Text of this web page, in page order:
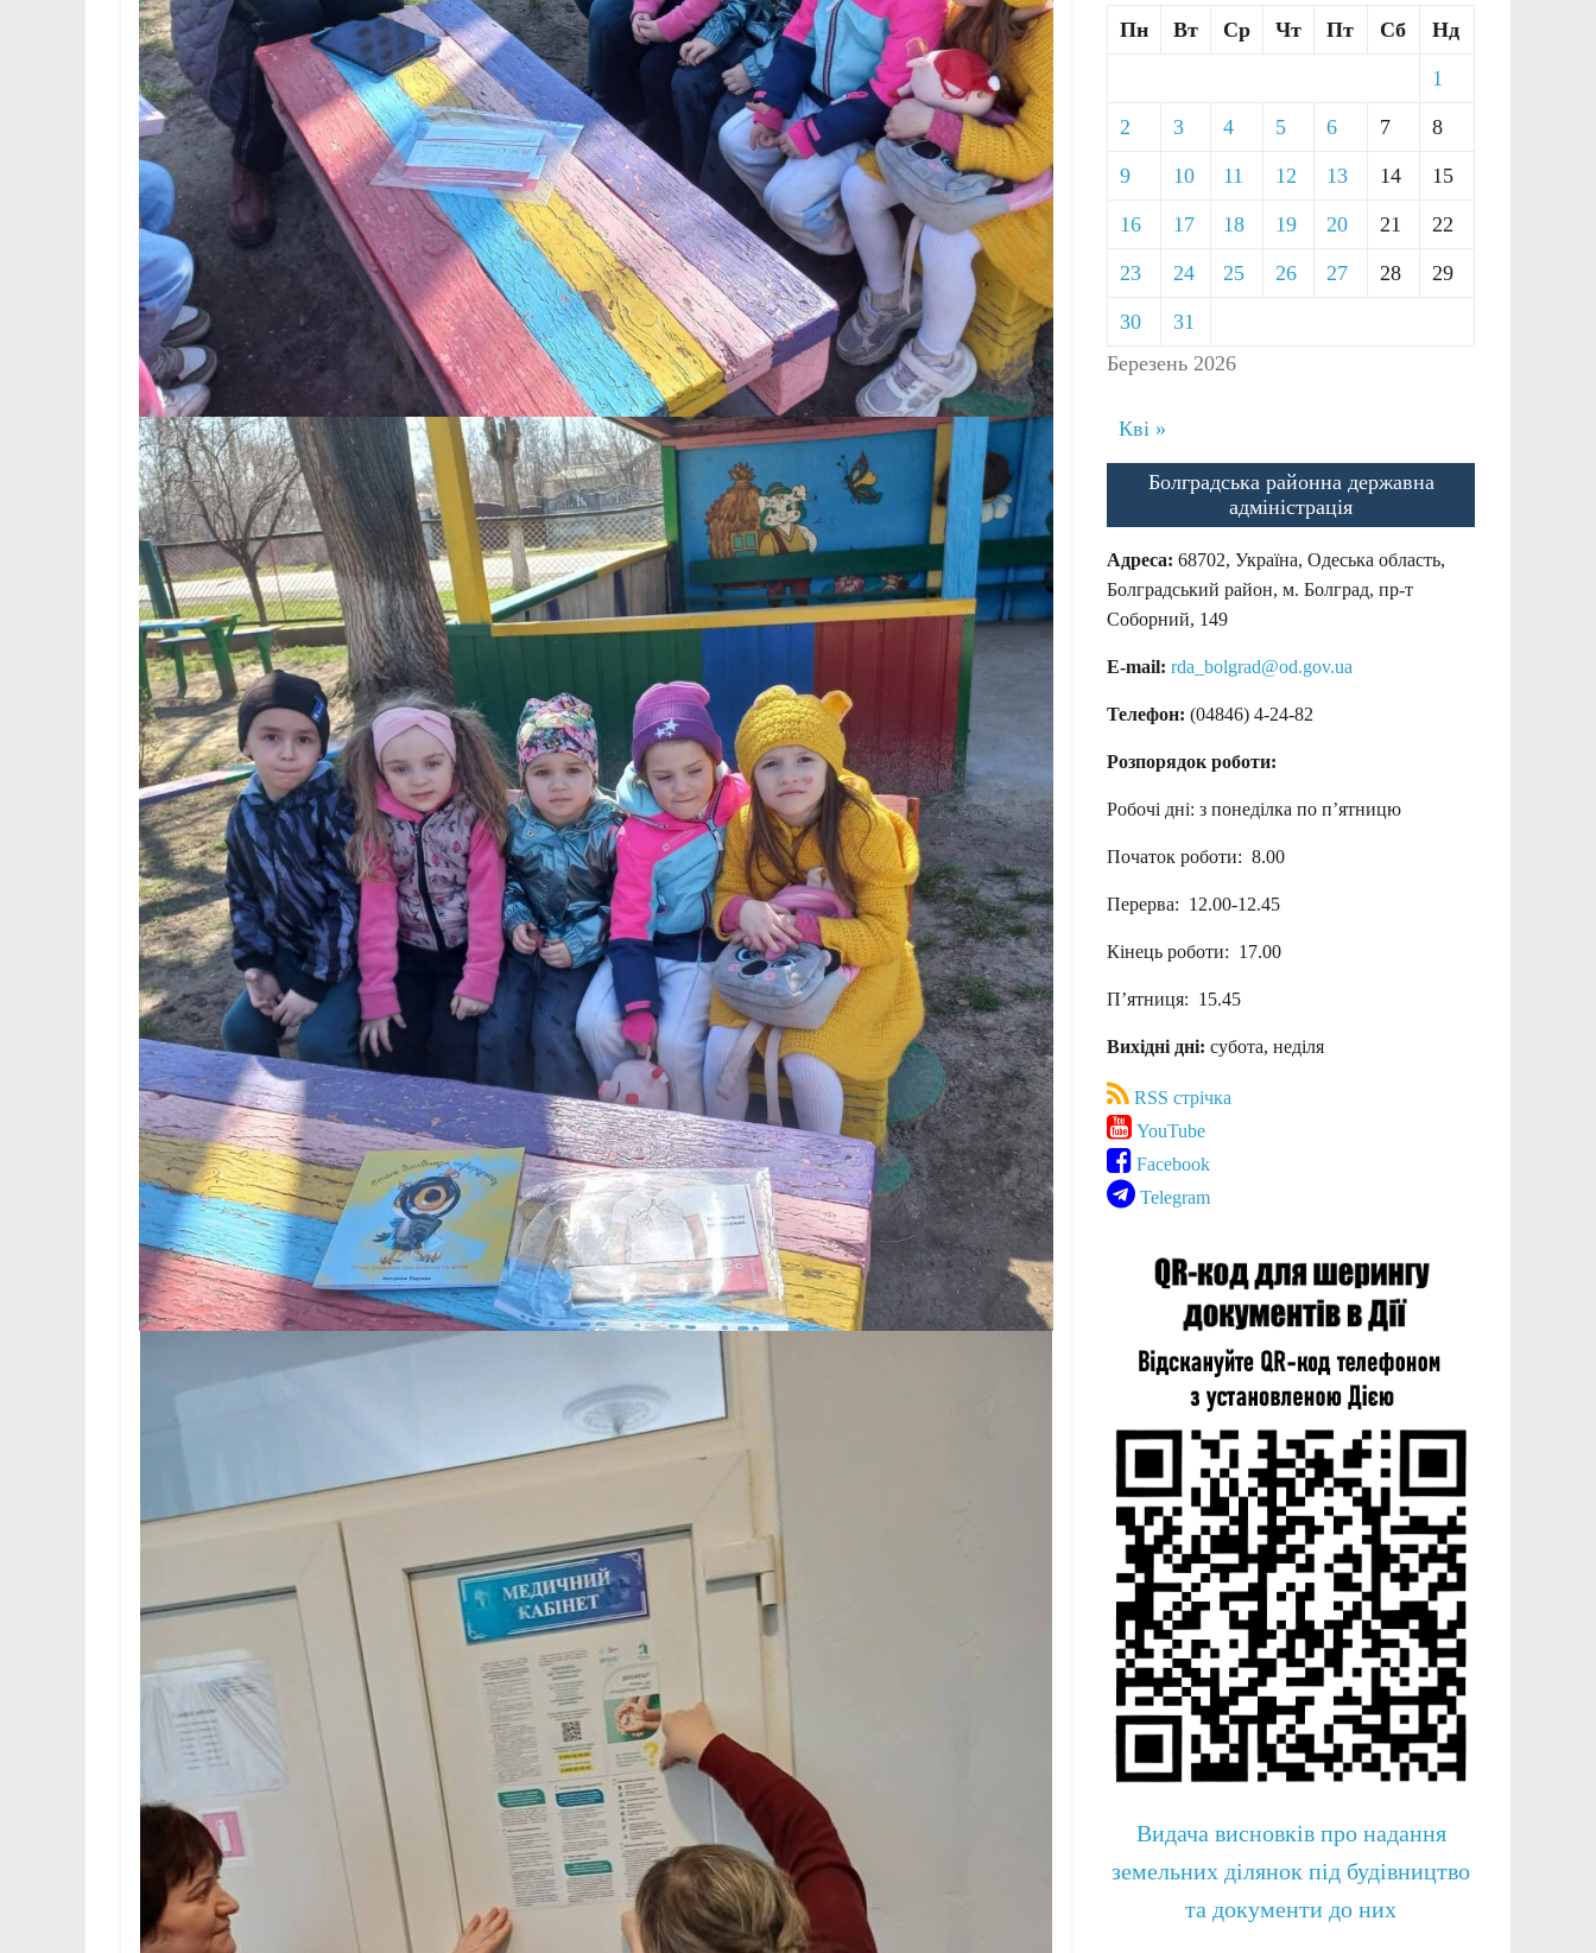
Березень 2026
Пн Вт Ср Чт Пт Сб Нд
1
2 3 4 5 6 7 8
9 10 11 12 13 14 15
16 17 18 19 20 21 22
23 24 25 26 27 28 29
30 31
Кві »
Болградська районна державна
адміністрація
Адреса: 68702, Україна, Одеська область,
Болградський район, м. Болград, пр-т
Соборний, 149
E-mail: rda_bolgrad@od.gov.ua
Телефон: (04846) 4-24-82
Розпорядок роботи:
Робочі дні: з понеділка по п’ятницю
Початок роботи: 8.00
Перерва: 12.00-12.45
Кінець роботи: 17.00
П’ятниця: 15.45
Вихідні дні: субота, неділя
RSS стрічка
YouTube
Facebook
Telegram
Видача висновків про надання
земельних ділянок під будівництво
та документи до них